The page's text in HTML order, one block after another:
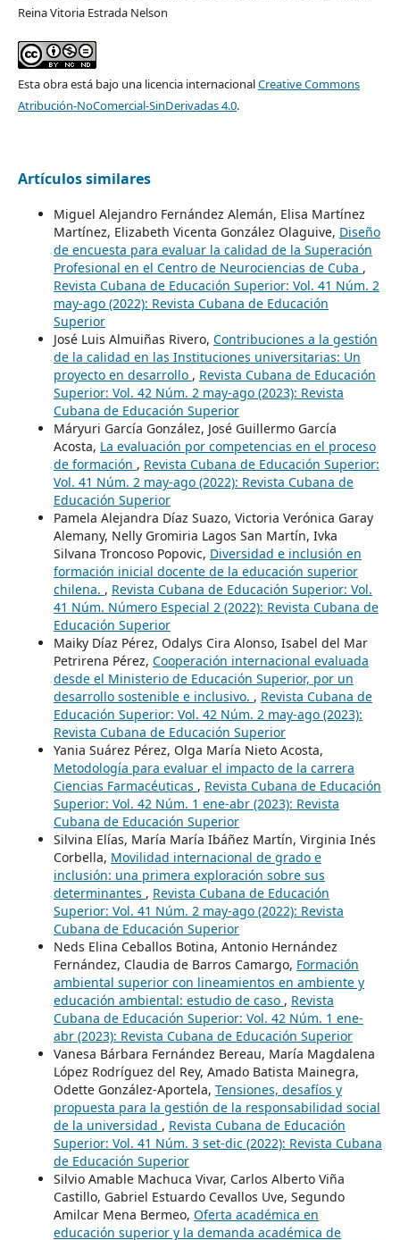
Reina Vitoria Estrada Nelson
Esta obra está bajo una licencia internacionalCreative Commons
Atribución-NoComercial-SinDerivadas 4.0.
Artículos similares
Miguel Alejandro Fernández Alemán, Elisa Martínez
Martínez, Elizabeth Vicenta González Olaguive, Diseño
de encuesta para evaluar la calidad de la Superación
Profesional en el Centro de Neurociencias de Cuba ,
Revista Cubana de Educación Superior: Vol. 41 Núm. 2
may-ago (2022): Revista Cubana de Educación
Superior
José Luis Almuiñas Rivero, Contribuciones a la gestión
de la calidad en las Instituciones universitarias: Un
proyecto en desarrollo , Revista Cubana de Educación
Superior: Vol. 42 Núm. 2 may-ago (2023): Revista
Cubana de Educación Superior
Máryuri García González, José Guillermo García
Acosta, La evaluación por competencias en el proceso
de formación , Revista Cubana de Educación Superior:
Vol. 41 Núm. 2 may-ago (2022): Revista Cubana de
Educación Superior
Pamela Alejandra Díaz Suazo, Victoria Verónica Garay
Alemany, Nelly Gromiria Lagos San Martín, Ivka
Silvana Troncoso Popovic, Diversidad e inclusión en
formación inicial docente de la educación superior
chilena. , Revista Cubana de Educación Superior: Vol.
41 Núm. Número Especial 2 (2022): Revista Cubana de
Educación Superior
Maiky Díaz Pérez, Odalys Cira Alonso, Isabel del Mar
Petrirena Pérez, Cooperación internacional evaluada
desde el Ministerio de Educación Superior, por un
desarrollo sostenible e inclusivo. , Revista Cubana de
Educación Superior: Vol. 42 Núm. 2 may-ago (2023):
Revista Cubana de Educación Superior
Yania Suárez Pérez, Olga María Nieto Acosta,
Metodología para evaluar el impacto de la carrera
Ciencias Farmacéuticas , Revista Cubana de Educación
Superior: Vol. 42 Núm. 1 ene-abr (2023): Revista
Cubana de Educación Superior
Silvina Elías, María María Ibáñez Martín, Virginia Inés
Corbella, Movilidad internacional de grado e
inclusión: una primera exploración sobre sus
determinantes , Revista Cubana de Educación
Superior: Vol. 41 Núm. 2 may-ago (2022): Revista
Cubana de Educación Superior
Neds Elina Ceballos Botina, Antonio Hernández
Fernández, Claudia de Barros Camargo, Formación
ambiental superior con lineamientos en ambiente y
educación ambiental: estudio de caso , Revista
Cubana de Educación Superior: Vol. 42 Núm. 1 ene-
abr (2023): Revista Cubana de Educación Superior
Vanesa Bárbara Fernández Bereau, María Magdalena
López Rodríguez del Rey, Amado Batista Mainegra,
Odette González-Aportela, Tensiones, desafíos y
propuesta para la gestión de la responsabilidad social
de la universidad , Revista Cubana de Educación
Superior: Vol. 41 Núm. 3 set-dic (2022): Revista Cubana
de Educación Superior
Silvio Amable Machuca Vivar, Carlos Alberto Viña
Castillo, Gabriel Estuardo Cevallos Uve, Segundo
Amilcar Mena Bermeo, Oferta académica en
educación superior y la demanda académica de